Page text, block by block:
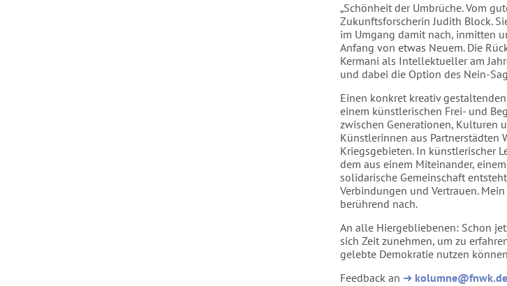
„Schönheit der Umbrüche. Vom
Zukunftsforscherin Judith Block.
im Umgang damit nach, inmitten
Anfang von etwas Neuem. Die
Kermani als Intellektueller am
und dabei die Option des Nein-
Einen konkret kreativ
einem künstlerischen Frei- und
zwischen Generationen, Kulturen
Künstlerinnen aus Partnerstädten
Kriegsgebieten. In künstlerischer
dem aus einem Miteinander,
solidarische Gemeinschaft
Verbindungen und Vertrauen.
berührend nach.
An alle Hiergebliebenen: Schon
sich Zeit zunehmen, um zu
gelebte Demokratie nutzen
Feedback an ➜ kolumne@fnwk.de